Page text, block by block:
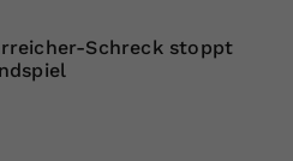
Schreck stoppt